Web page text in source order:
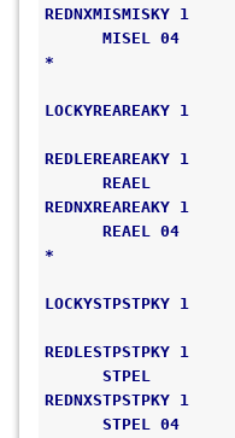
MISEL 04
REAEL
REAEL 04
STPEL
STPEL 04